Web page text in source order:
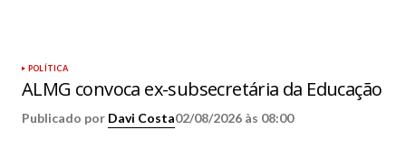
POLÍTICA
ALMG convoca ex-subsecretária da Educação
Publicado por Davi Costa02/08/2026 às 08:00